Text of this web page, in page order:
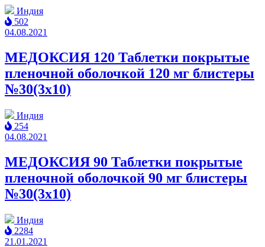
Индия
502
04.08.2021
МЕДОКСИЯ 120 Таблетки покрытые
пленочной оболочкой 120 мг блистеры
№30(3x10)
Индия
254
04.08.2021
МЕДОКСИЯ 90 Таблетки покрытые
пленочной оболочкой 90 мг блистеры
№30(3x10)
Индия
2284
21.01.2021